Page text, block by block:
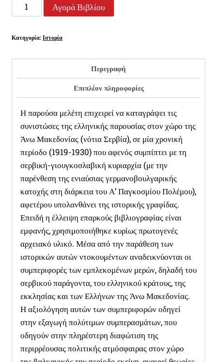
ΕΛΛΗΝΙΚΗ
ΣΤΗ
ποσότητα
Αγορά Βιβλίου
Κατηγορία: Ιστορία
Περιγραφή
Επιπλέον πληροφορίες
Η παρούσα μελέτη επιχειρεί να καταγράψει τις
συνιστώσες της ελληνικής παρουσίας στον χώρο της
Άνω Μακεδονίας (νότια Σερβία), σε μία χρονική
περίοδο (1919-1930) που αφενός συμπίπτει με τη
σερβική-γιουγκοσλαβική κυριαρχία (με την
παρένθεση της ενιαύσιας γερμανοβουλγαρικής
κατοχής στη διάρκεια του Α’ Παγκοσμίου Πολέμου),
αφετέρου υπολανθάνει της ιστορικής γραφίδας.
Επειδή η έλλειψη επαρκούς βιβλιογραφίας είναι
εμφανής, χρησιμοποιήθηκε κυρίως πρωτογενές
αρχειακό υλικό. Μέσα από την παράθεση των
ιστορικών αυτών ντοκουμέντων αναδεικνύονται οι
συμπεριφορές των εμπλεκομένων μερών, δηλαδή του
σερβικού παράγοντα, του ελληνικού κράτους, της
εκκλησίας και των Ελλήνων της Άνω Μακεδονίας.
Η αξιολόγηση αυτών των συμπεριφορών οδηγεί
στην εξαγωγή πολύτιμων συμπερασμάτων, που
οδηγούν στην πληρέστερη διαφώτιση της
περιρρέουσας πολιτικής ατμόσφαιρας στον χώρο